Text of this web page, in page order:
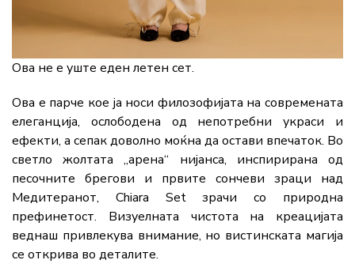
Ова не е уште еден летен сет.
Ова е парче кое ја носи филозофијата на современата
елеганција, ослободена од непотребни украси и
ефекти, а сепак доволно моќна да остави впечаток. Во
светло жолтата „арена“ нијанса, инспирирана од
песочните брегови и првите сончеви зраци над
Медитеранот, Chiara Set зрачи со природна
префинетост. Визуелната чистота на креацијата
веднаш привлекува внимание, но вистинската магија
се открива во деталите.